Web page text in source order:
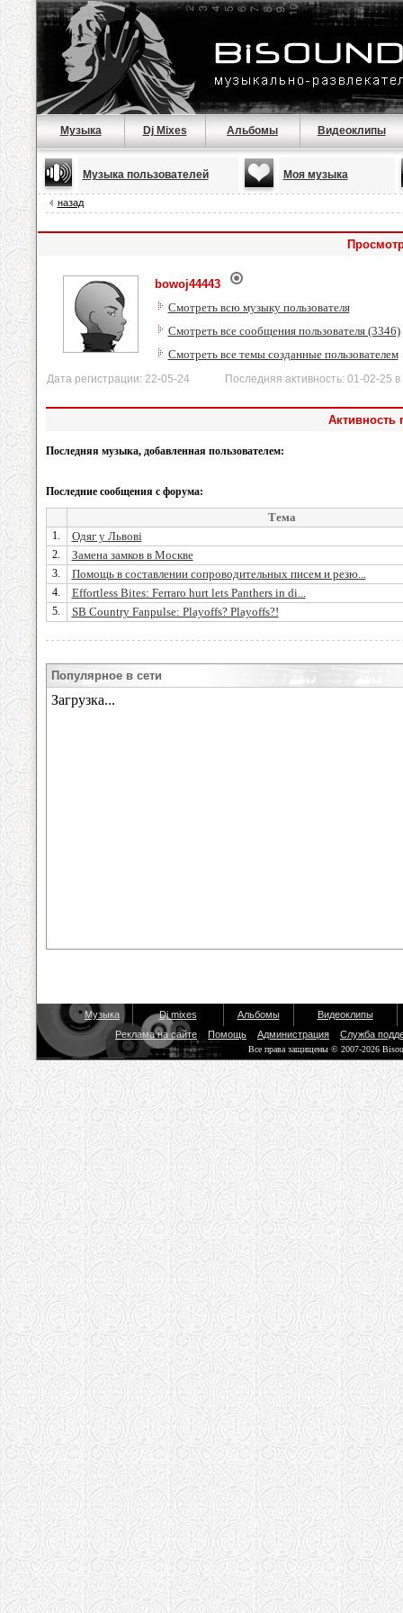
Музыка Dj Mixes Альбомы Видеоклипы
Музыка пользователей Моя музыка
назад
bowoj44443
Смотреть всю музыку пользователя
Смотреть все сообщения пользователя (3346)
Смотреть все темы созданные пользователем
Дата регистрации: 22-05-24 Последняя активность: 01-02-25 в
Активность
Последняя музыка, добавленная пользователем:
Последние сообщения с форума:
Тема
1. Одяг у Львові
2. Замена замков в Москве
3. Помощь в составлении сопроводительных писем и резю...
4. Effortless Bites: Ferraro hurt lets Panthers in di...
5. SB Country Fanpulse: Playoffs? Playoffs?!
Популярное в сети
Музыка Dj mixes Альбомы
Видеоклипы
Реклама на сайте
Помощь Администрация Служба
Все права защищены © 2007-2026